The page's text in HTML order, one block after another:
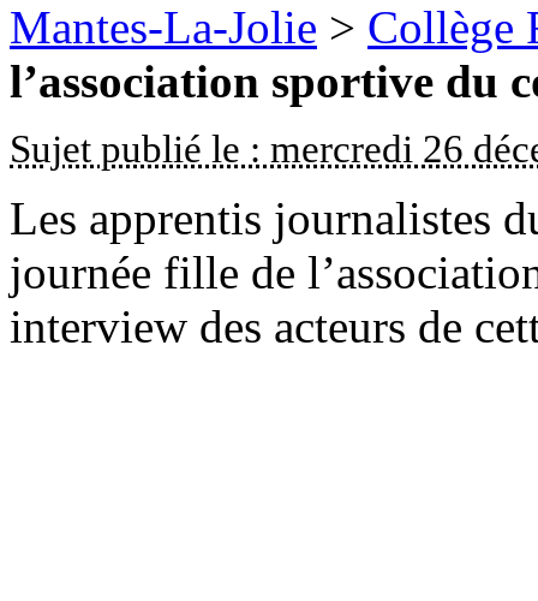
Mantes-La-Jolie > Collège
l’association sportive du
Sujet publié le : mercredi 26
Les apprentis journalistes
journée fille de
interview des acteurs de